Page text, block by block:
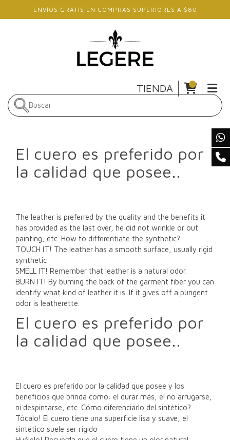
Skip to main content
ENVÍOS GRATIS EN COMPRAS SUPERIORES A $80
TIENDA
El cuero es preferido por
la calidad que posee..
The leather is preferred by the quality and the benefits it
has provided as the last over, he did not wrinkle or out
painting, etc. How to differentiate the synthetic?
TOUCH IT! The leather has a smooth surface, usually rigid
synthetic
SMELL IT! Remember that leather is a natural odor.
BURN IT! By burning the back of the garment fiber you can
identify what kind of leather it is. If it gives off a pungent
odor is leatherette.
El cuero es preferido por
la calidad que posee..
El cuero es preferido por la calidad que posee y los
beneficios que brinda como: el durar más, el no arrugarse,
ni despintarse, etc. Cómo diferenciarlo del sintético?
Tócalo! El cuero tiene una superficie lisa y suave, el
sintético suele ser rígido